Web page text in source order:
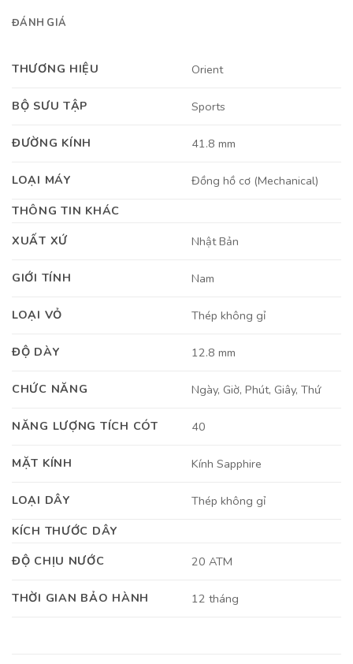
ĐÁNH GIÁ
THƯƠNG HIỆU Orient
BỘ SƯU TẬP Sports
ĐƯỜNG KÍNH 41.8 mm
LOẠI MÁY
Đồng hồ cơ (Mechanical)
THÔNG TIN KHÁC
XUẤT XỨ
Nhật Bản
GIỚI TÍNH Nam
LOẠI VỎ Thép không gỉ
ĐỘ DÀY 12.8 mm
CHỨC NĂNG Ngày, Giờ, Phút, Giây, Thứ
NĂNG LƯỢNG TÍCH CÓT 40
MẶT KÍNH Kính Sapphire
LOẠI DÂY
Thép không gỉ
KÍCH THƯỚC DÂY
ĐỘ CHỊU NƯỚC
20 ATM
THỜI GIAN BẢO HÀNH 12 tháng